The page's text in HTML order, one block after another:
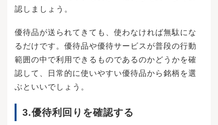
市場が開いた時点での株価を「始値（はじめ
ね）」といい、市場が終わる時点での株価を
内のもっとも高い株価は「高値（たかね）」、
もっとも低い株価は「安値（やすね）」です。
株価が下落の一途をたどっているときは終値と
安値が同一になり、反対に上昇の一途をたどっ
ているときには終値と高値が同一になることも
あります。日本の株式市場では株価の暴落や高
騰を避けるために値動きに制限が設けられてい
ップ高（すとっぷだか）」になり、それ以上の
株価での取引は行われません。反対に一定の金
認しましょう。
優待品が送られてきても、使わなければ無駄にな
るだけです。優待品や優待サービスが普段の行動
範囲の中で利用できるものであるのかどうかを確
認して、日常的に使いやすい優待品から銘柄を選
ぶといいでしょう。
3.優待利回りを確認する